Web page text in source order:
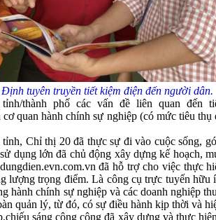
tuyên truyền tiết kiệm điện đến người dân.
thành phố các vấn đề liên quan đến
quan hành chính sự nghiệp (có mức tiêu
Chỉ thị 20 đã thực sự đi vào cuộc sống,
dụng lớn đã chủ động xây dựng kế hoạch,
đã hỗ trợ cho việc thực
lượng trọng điểm. Là công cụ trực tuyến
chính sự nghiệp và các doanh nghiệp
quản lý, từ đó, có sự điều hành kịp thời và
sáng công cộng đã xây dựng và thực